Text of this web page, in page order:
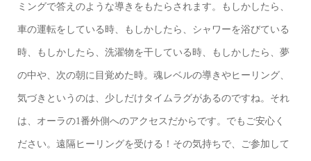
ミングで答えのような導きをもたらされます。もしかしたら、
車の運転をしている時、もしかしたら、シャワーを浴びている
時、もしかしたら、洗濯物を干している時、もしかしたら、夢
の中や、次の朝に目覚めた時。魂レベルの導きやヒーリング、
気づきというのは、少しだけタイムラグがあるのですね。それ
は、オーラの1番外側へのアクセスだからです。でもご安心く
ださい。遠隔ヒーリングを受ける！その気持ちで、ご参加して